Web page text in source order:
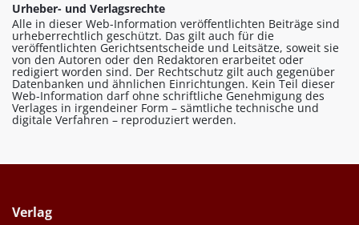
Urheber- und Verlagsrechte
Alle in dieser Web-Information veröffentlichten Beiträge sind
urheberrechtlich geschützt. Das gilt auch für die
veröffentlichten Gerichtsentscheide und Leitsätze, soweit sie
von den Autoren oder den Redaktoren erarbeitet oder
redigiert worden sind. Der Rechtschutz gilt auch gegenüber
Datenbanken und ähnlichen Einrichtungen. Kein Teil dieser
Web-Information darf ohne schriftliche Genehmigung des
Verlages in irgendeiner Form – sämtliche technische und
digitale Verfahren – reproduziert werden.
Verlag